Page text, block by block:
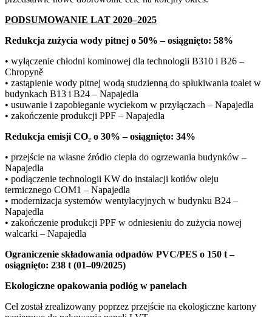
PODSUMOWANIE LAT 2020–2025
Redukcja zużycia wody pitnej o 50% – osiągnięto: 58%
• wyłączenie chłodni kominowej dla technologii B310 i B26 –
Chropyně
• zastąpienie wody pitnej wodą studzienną do spłukiwania toalet w
budynkach B13 i B24 – Napajedla
• usuwanie i zapobieganie wyciekom w przyłączach – Napajedla
• zakończenie produkcji PPF – Napajedla
Redukcja emisji CO₂ o 30% – osiągnięto: 34%
• przejście na własne źródło ciepła do ogrzewania budynków –
Napajedla
• podłączenie technologii KW do instalacji kotłów oleju
termicznego COM1 – Napajedla
• modernizacja systemów wentylacyjnych w budynku B24 –
Napajedla
• zakończenie produkcji PPF w odniesieniu do zużycia nowej
walcarki – Napajedla
Ograniczenie składowania odpadów PVC/PES o 150 t –
osiągnięto: 238 t (01–09/2025)
Ekologiczne opakowania podłóg w panelach
Cel został zrealizowany poprzez przejście na ekologiczne kartony